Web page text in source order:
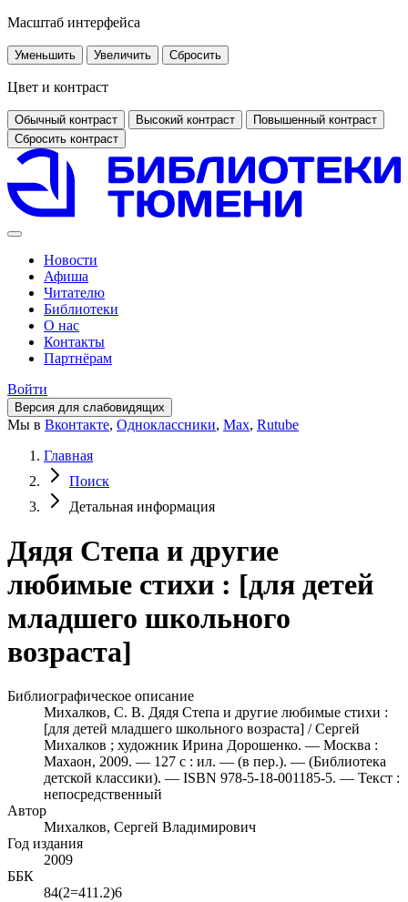
Масштаб интерфейса
Уменьшить Увеличить Сбросить
Цвет и контраст
Обычный контраст Высокий контраст
Повышенный контраст
Сбросить контраст
Новости
Афиша
Читателю
Библиотеки
О нас
Контакты
Партнёрам
Войти
Версия для слабовидящих
Мы в Вконтакте, Одноклассники, Max, Rutube
Главная
Поиск
Детальная информация
Дядя Степа и другие
любимые стихи : [для детей
младшего школьного
возраста]
Библиографическое описание
Михалков, С. В. Дядя Степа и другие любимые стихи :
[для детей младшего школьного возраста] / Сергей
Михалков ; художник Ирина Дорошенко. — Москва :
Махаон, 2009. — 127 с : ил. — (в пер.). — (Библиотека
детской классики). — ISBN 978-5-18-001185-5. — Текст :
непосредственный
Автор
Михалков, Сергей Владимирович
Год издания
2009
ББК
84(2=411.2)6